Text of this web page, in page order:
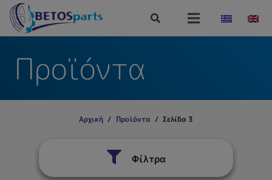
Προϊόντα
Αρχική / Προϊόντα / Σελίδα 3
Φίλτρα